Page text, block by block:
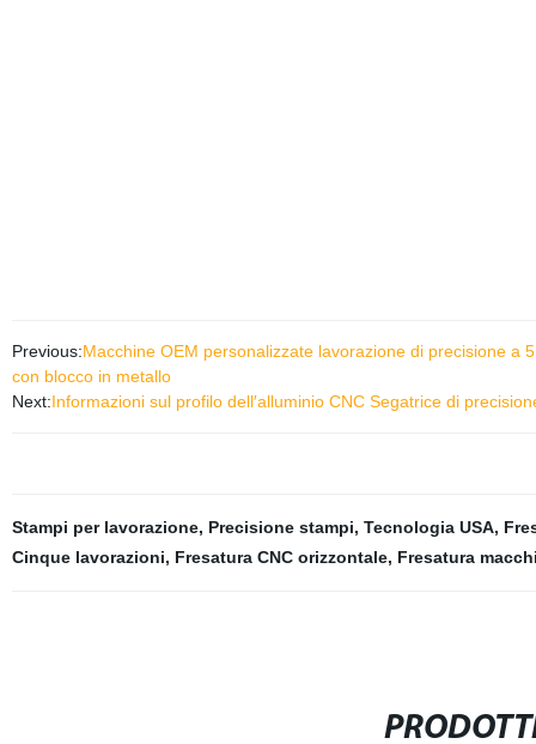
Previous:Macchine OEM personalizzate lavorazione di precisione a
con blocco in metallo
Next:Informazioni sul profilo dell′alluminio CNC Segatrice di
Stampi per lavorazione, Precisione stampi, Tecnologia USA,
Cinque lavorazioni, Fresatura CNC orizzontale, Fresatura